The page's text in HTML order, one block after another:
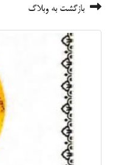
بازگشت به وبلاگ